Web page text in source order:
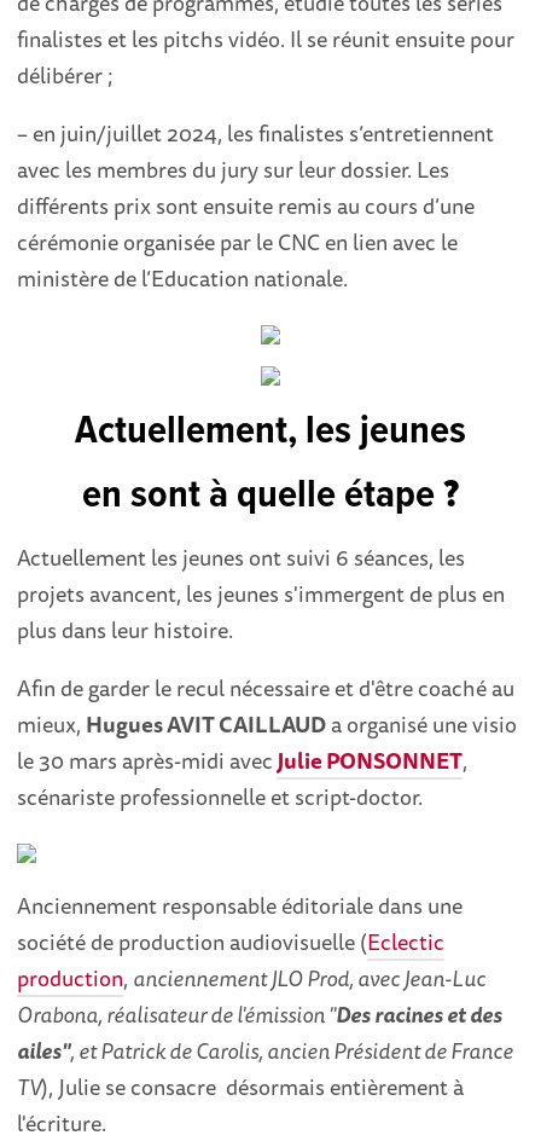
finalistes et les pitchs vidéo. Il se réunit ensuite pour
délibérer ;
– en juin/juillet 2024, les finalistes s’entretiennent
avec les membres du jury sur leur dossier. Les
différents prix sont ensuite remis au cours d’une
cérémonie organisée par le CNC en lien avec le
ministère de l’Education nationale.
Actuellement, les jeunes
en sont à quelle étape?
Actuellement les jeunes ont suivi 6 séances, les
projets avancent, les jeunes s'immergent de plus en
plus dans leur histoire.
Afin de garder le recul nécessaire et d'être coaché au
mieux, Hugues AVIT CAILLAUDa organisé une visio
le 30 mars après-midi avecJulie PONSONNET,
scénariste professionnelle et script-doctor.
Anciennement responsable éditoriale dans une
société de production audiovisuelle (Eclectic
production, anciennement JLO Prod, avec Jean-Luc
Orabona, réalisateur de l'émission "Des racines et des
ailes", et Patrick de Carolis, ancien Président de France
TV), Julie se consacre désormais entièrement à
l'écriture.